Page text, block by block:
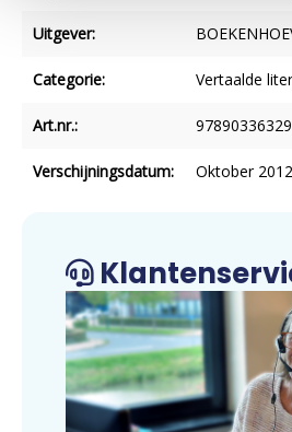
Uitgever:
Categorie: Vertaalde
Art.nr.:
Verschijningsdatum: Oktober 2012